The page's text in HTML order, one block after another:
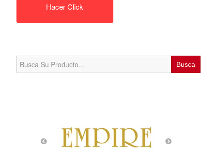
Hacer Click
Search
for: